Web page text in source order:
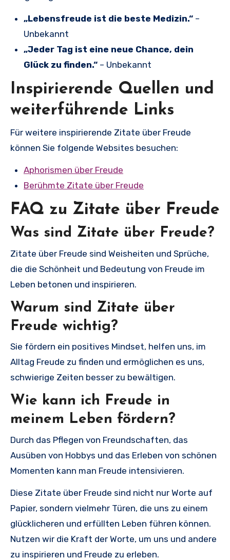
„Lebensfreude ist die beste Medizin.“ –
Unbekannt
„Jeder Tag ist eine neue Chance, dein
Glück zu finden.“ – Unbekannt
Inspirierende Quellen und
weiterführende Links
Für weitere inspirierende Zitate über Freude
können Sie folgende Websites besuchen:
Aphorismen über Freude
Berühmte Zitate über Freude
FAQ zu Zitate über Freude
Was sind Zitate über Freude?
Zitate über Freude sind Weisheiten und Sprüche,
die die Schönheit und Bedeutung von Freude im
Leben betonen und inspirieren.
Warum sind Zitate über
Freude wichtig?
Sie fördern ein positives Mindset, helfen uns, im
Alltag Freude zu finden und ermöglichen es uns,
schwierige Zeiten besser zu bewältigen.
Wie kann ich Freude in
meinem Leben fördern?
Durch das Pflegen von Freundschaften, das
Ausüben von Hobbys und das Erleben von schönen
Momenten kann man Freude intensivieren.
Diese Zitate über Freude sind nicht nur Worte auf
Papier, sondern vielmehr Türen, die uns zu einem
glücklicheren und erfüllten Leben führen können.
Nutzen wir die Kraft der Worte, um uns und andere
zu inspirieren und Freude zu erleben.